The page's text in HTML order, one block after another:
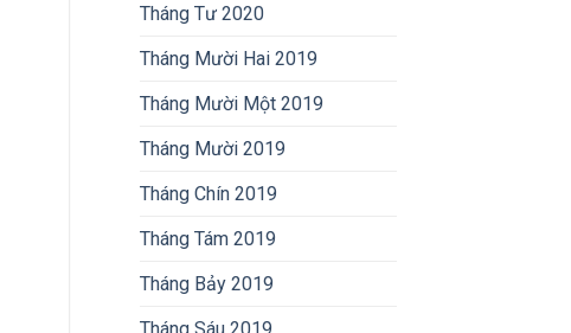
Tháng Tư 2020
Tháng Mười Hai 2019
Tháng Mười Một 2019
Tháng Mười 2019
Tháng Chín 2019
Tháng Tám 2019
Tháng Bảy 2019
Tháng Sáu 2019